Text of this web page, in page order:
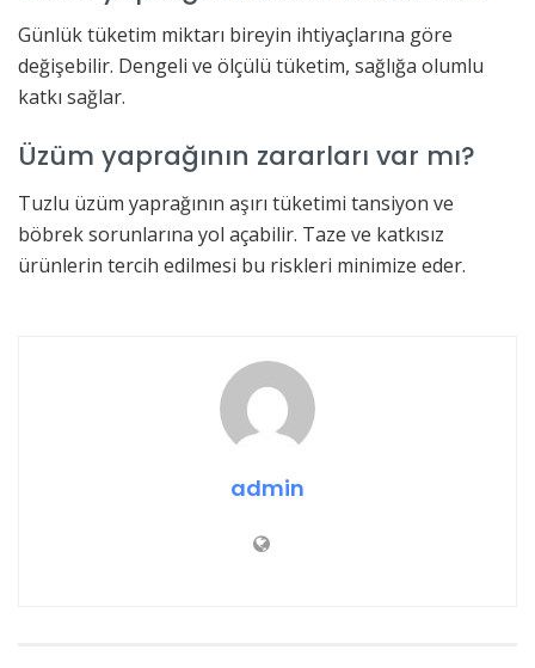
Günlük tüketim miktarı bireyin ihtiyaçlarına göre
değişebilir. Dengeli ve ölçülü tüketim, sağlığa olumlu
katkı sağlar.
Üzüm yaprağının zararları var mı?
Tuzlu üzüm yaprağının aşırı tüketimi tansiyon ve
böbrek sorunlarına yol açabilir. Taze ve katkısız
ürünlerin tercih edilmesi bu riskleri minimize eder.
admin